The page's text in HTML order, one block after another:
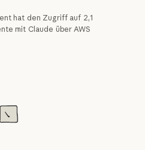
hat den Zugriff auf 2,1
mit Claude über AWS